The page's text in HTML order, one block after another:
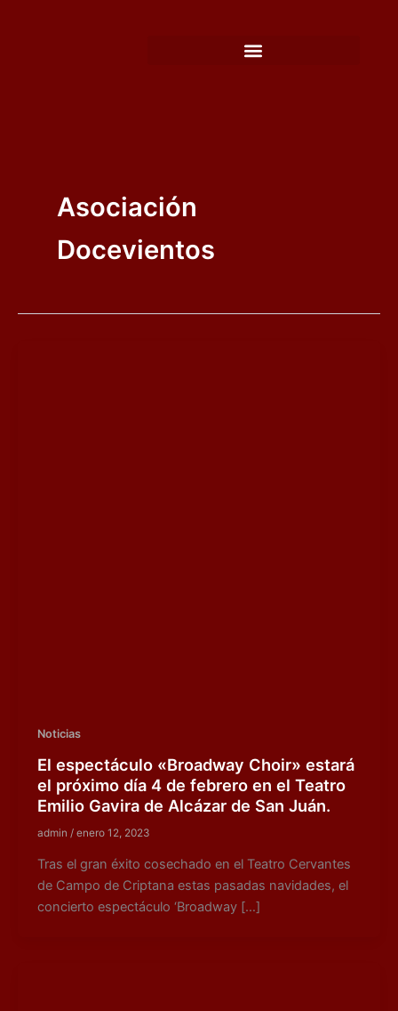
Asociación
Docevientos
Noticias
El espectáculo «Broadway Choir» estará
el próximo día 4 de febrero en el Teatro
Emilio Gavira de Alcázar de San Juán.
admin / enero 12, 2023
Tras el gran éxito cosechado en el Teatro Cervantes
de Campo de Criptana estas pasadas navidades, el
concierto espectáculo ‘Broadway […]